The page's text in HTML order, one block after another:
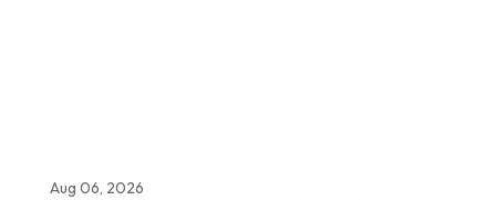
Aug 06, 2026